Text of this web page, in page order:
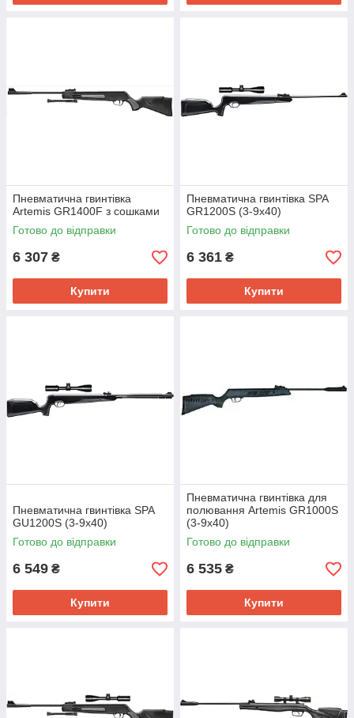
Пневматична гвинтівка
Artemis GR1400F з сошками
Готово до відправки
6 307 ₴
Купити
Пневматична гвинтівка SPA
GR1200S (3-9х40)
Готово до відправки
6 361 ₴
Купити
Пневматична гвинтівка SPA
GU1200S (3-9х40)
Готово до відправки
6 549 ₴
Купити
Пневматична гвинтівка для
полювання Artemis GR1000S
(3-9x40)
Готово до відправки
6 535 ₴
Купити